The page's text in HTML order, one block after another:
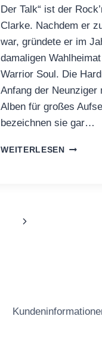
Der Talk“ ist der
Clarke. Nachdem er
war, gründete er im
damaligen
Warrior Soul. Die
Anfang der Neunziger
Alben für großes
bezeichnen sie gar…
WEITERLESEN
Nächste